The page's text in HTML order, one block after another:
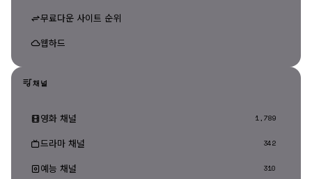
무료다운 사이트 순위
웹하드
채널
영화 채널 1,789
드라마 채널 342
예능 채널 310